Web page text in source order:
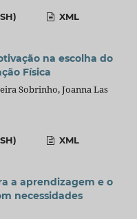
XML
na escolha do
Física
Sobrinho, Joanna Las
XML
a aprendizagem e o
necessidades